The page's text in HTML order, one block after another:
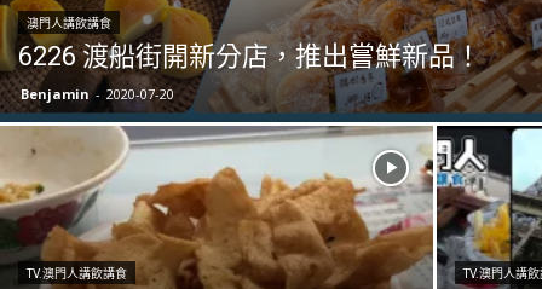
澳門人講飲講食
6226 渡船街開新分店，推出嘗鮮新品！
Benjamin - 2020-07-20
TV.澳門人講飲講食 TV.澳門人講